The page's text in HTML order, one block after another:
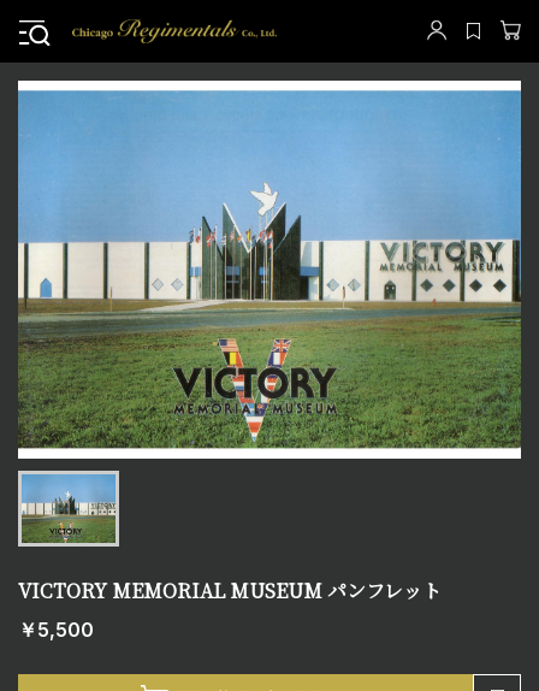
VICTORY MEMORIAL MUSEUM パンフレット
￥5,500